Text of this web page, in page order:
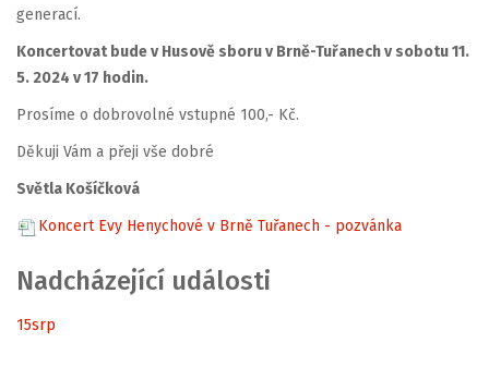
generací.
Koncertovat bude v Husově sboru v Brně-Tuřanech v sobotu 11.
5. 2024 v 17 hodin.
Prosíme o dobrovolné vstupné 100,- Kč.
Děkuji Vám a přeji vše dobré
Světla Košíčková
Koncert Evy Henychové v Brně Tuřanech - pozvánka
Nadcházející události
15srp